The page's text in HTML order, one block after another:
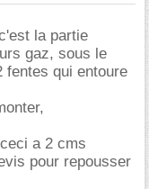
la partie
gaz, sous le
fentes qui entoure
a 2 cms
pour repousser